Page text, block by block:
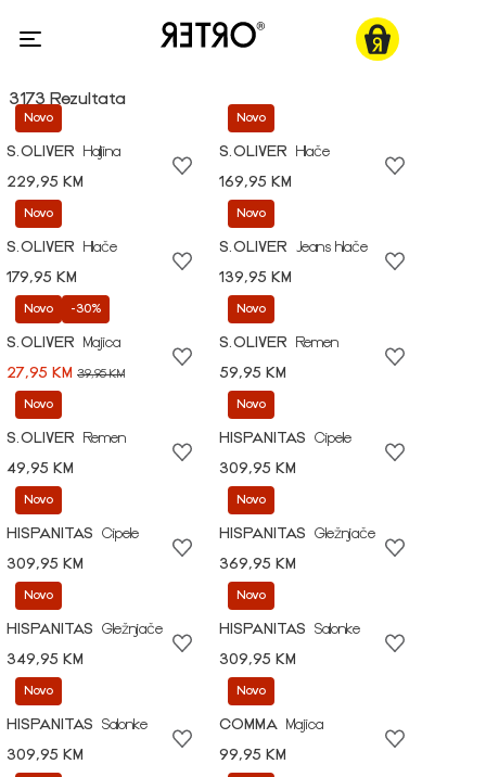
3173 Rezultata
Novo
S.OLIVER
Haljina
229,95 KM
Novo
S.OLIVER
Hlače
169,95 KM
Novo
S.OLIVER
Hlače
179,95 KM
Novo
S.OLIVER
Jeans hlače
139,95 KM
Novo -30%
S.OLIVER
Majica
27,95 KM 39,95 KM
Novo
S.OLIVER
Remen
59,95 KM
Novo
S.OLIVER
Remen
49,95 KM
Novo
HISPANITAS
Cipele
309,95 KM
Novo
HISPANITAS
Cipele
309,95 KM
Novo
HISPANITAS
Gležnjače
369,95 KM
Novo
HISPANITAS
Gležnjače
349,95 KM
Novo
HISPANITAS
Salonke
309,95 KM
Novo
HISPANITAS
Salonke
309,95 KM
Novo
COMMA
Majica
99,95 KM